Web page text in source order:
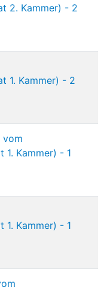
2. Kammer) - 2
1. Kammer) - 2
vom
1. Kammer) - 1
1. Kammer) - 1